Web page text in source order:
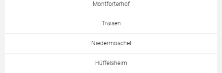
Montforterhof
Traisen
Niedermoschel
Hüffelsheim